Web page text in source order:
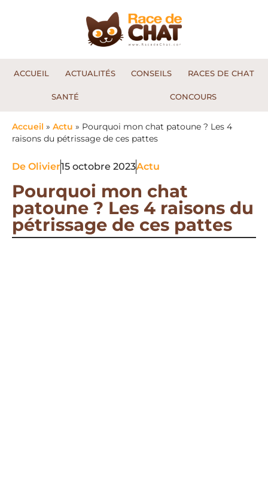
ACCUEIL ACTUALITÉS CONSEILS RACES DE CHAT
SANTÉ CONCOURS
Accueil » Actu » Pourquoi mon chat patoune ? Les 4
raisons du pétrissage de ces pattes
De Olivier15 octobre 2023Actu
Pourquoi mon chat
patoune ? Les 4 raisons du
pétrissage de ces pattes